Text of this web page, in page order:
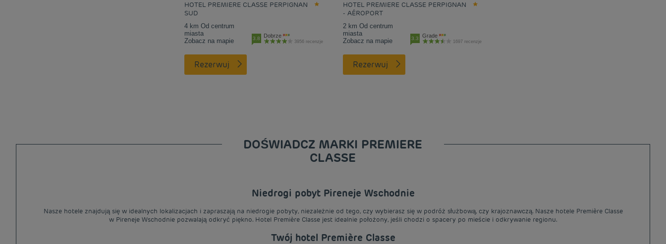
HOTEL PREMIERE CLASSE PERPIGNAN
SUD
4 km Od centrum
miasta
Zobacz na mapie
3.8 Dobrze
3956 recenzje
Rezerwuj
HOTEL PREMIERE CLASSE PERPIGNAN
- AÉROPORT
2 km Od centrum
miasta
Zobacz na mapie
3.3 Grade
1697 recenzje
Rezerwuj
DOŚWIADCZ MARKI PREMIERE
CLASSE
Niedrogi pobyt Pireneje Wschodnie
Nasze hotele znajdują się w idealnych lokalizacjach i zapraszają na niedrogie pobyty, niezależnie od tego, czy wybierasz się w podróż służbową, czy krajoznawczą. Nasze hotele Première Classe
w Pireneje Wschodnie pozwalają odkryć piękno. Hotel Première Classe jest idealnie położony, jeśli chodzi o spacery po mieście i odkrywanie regionu.
Twój hotel Première Classe